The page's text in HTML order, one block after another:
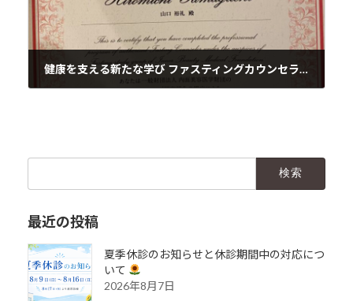
健康を支える新たな学び ファスティングカウンセラー
最近の投稿
夏季休診のお知らせと休診期間中の対応につ
いて
2026年8月7日